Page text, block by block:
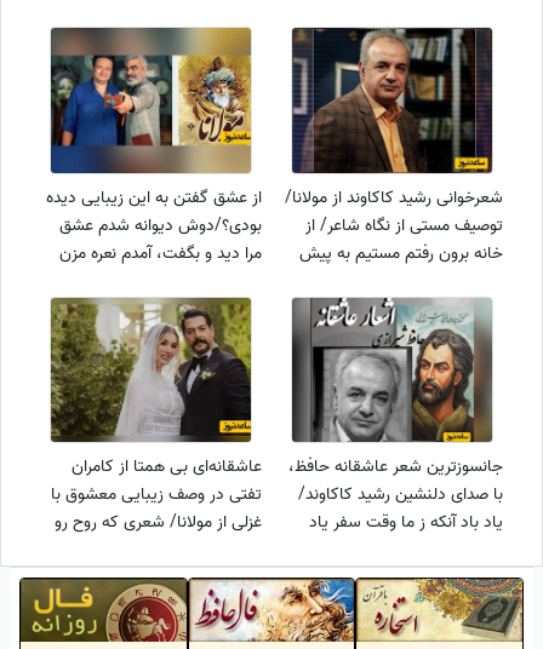
بگذاری ...+ ویدئو
بالین آمد، گل و شمعم به مزار دل
خونین آمد+ فیلم
شعرخوانی رشید کاکاوند از مولانا/
توصیف مستی از نگاه شاعر/ از
خانه برون رفتم مستیم به پیش
گلشن و کاشانه+ فیلم
از عشق گفتن به این زیبایی دیده
بودی؟/دوش دیوانه شدم عشق
مرا دید و بگفت، آمدم نعره مزن
جگرسوز مولانا با شعرخوانی استاد
گروس عبدالملکیان
جانسوزترین شعر عاشقانه حافظ،
با صدای دلنشین رشید کاکاوند/
یاد باد آنکه ز ما وقت سفر یاد
فرهاد نکرد+ فیلم
عاشقانه‌ای بی همتا از کامران
تفتی در وصف زیبایی معشوق با
غزلی از مولانا/ شعری که روح رو
بیرون نرود از دل من+ فیلم